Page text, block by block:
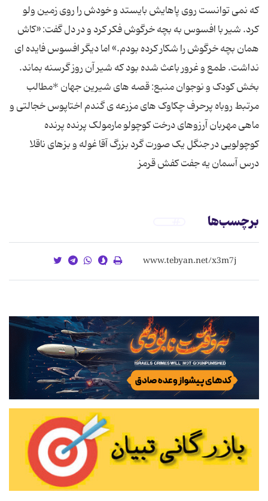
که نمی توانست روی پاهایش بایستد و خودش را روی زمین ولو
کرد. شیر با افسوس به بچه خرگوش فکر کرد و در دل گفت: «کاش
همان بچه خرگوش را شکار کرده بودم.» اما دیگر افسوس فایده ای
نداشت. طمع و غرور باعث شده بود که شیر آن روز گرسنه بماند.
بخش کودک و نوجوان منبع: قصه های شیرین جهان *مطالب
مرتبط روباه پرحرف چکاوک های مزرعه ی گندم اختاپوس خجالتی و
ماهی مهربان آرزوهای درخت کوچولو مارمولک پرنده پرنده
کوچولویی در جنگل یک صورت گرد بزرگ آقا غوله و بزهای ناقلا
درس آسمان یه جفت كفش قرمز
برچسب‌ها